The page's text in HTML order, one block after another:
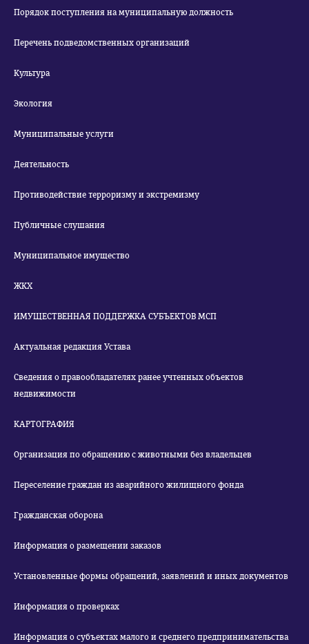
Порядок поступления на муниципальную должность
Перечень подведомственных организаций
Культура
Экология
Муниципальные услуги
Деятельность
Противодействие терроризму и экстремизму
Публичные слушания
Муниципальное имущество
ЖКХ
ИМУЩЕСТВЕННАЯ ПОДДЕРЖКА СУБЪЕКТОВ МСП
Актуальная редакция Устава
Сведения о правообладателях ранее учтенных объектов
недвижимости
КАРТОГРАФИЯ
Организация по обращению с животными без владельцев
Переселение граждан из аварийного жилищного фонда
Гражданская оборона
Информация о размещении заказов
Установленные формы обращений, заявлений и иных документов
Информация о проверках
Информация о субъектах малого и среднего предпринимательства